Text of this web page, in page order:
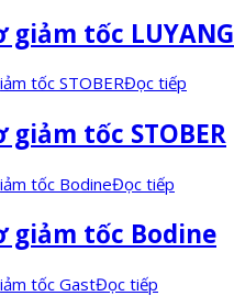
giảm tốc LUYANG
Đọc tiếp
tốc STOBER
Đọc tiếp
giảm tốc Bodine
Đọc tiếp